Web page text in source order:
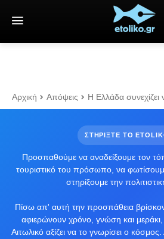
Αρχική Απόψεις Η Ελλάδα συνεχίζει
ΣΤΗΡΙΞΤΕ ΤΟ
Προσπαθούμε να αναδείξουμε τον
τουριστικό του πρόσωπο, να
στηρίξουμε την
Πίσω απ' αυτή την προσπάθεια
αφιερώνουν χρόνο, γνώση και μεράκι,
Αιτωλικό αξίζει να το γνωρίσει ο